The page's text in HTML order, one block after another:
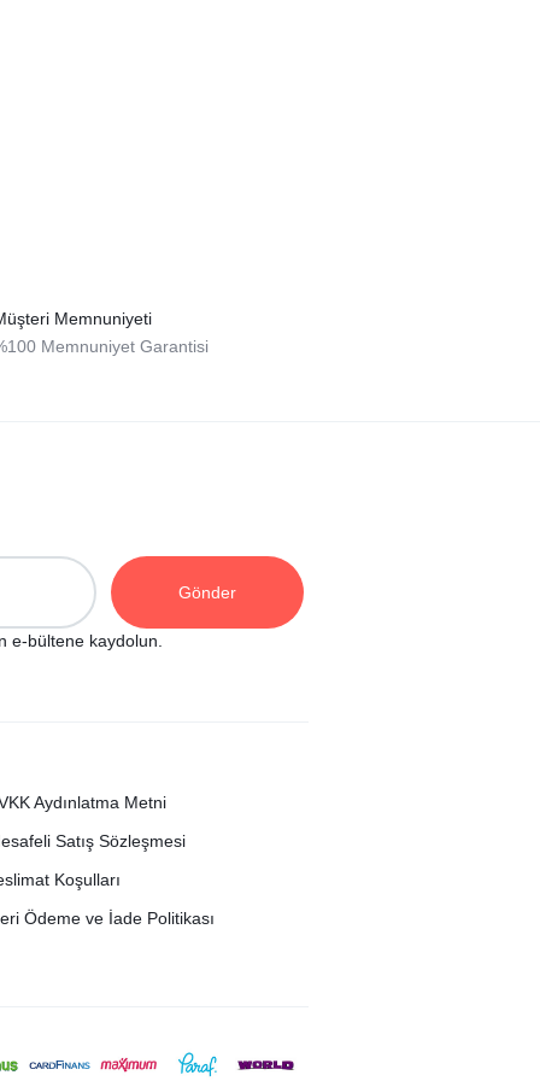
Memnuniyeti
Memnuniyet Garantisi
e-bültene kaydolun.
Aydınlatma Metni
Satış Sözleşmesi
Koşulları
Ödeme ve İade Politikası